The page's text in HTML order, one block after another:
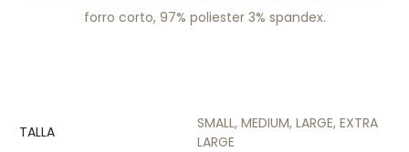
forro corto, 97% poliester 3% spandex.
TALLA
SMALL, MEDIUM, LARGE, EXTRA
LARGE